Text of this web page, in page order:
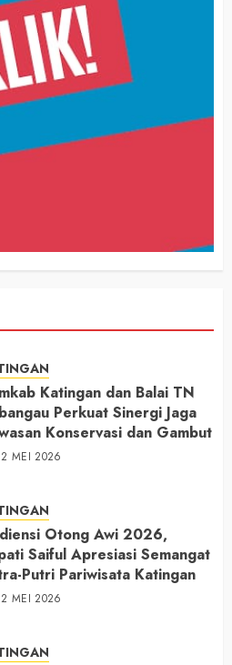
Katingan dan Balai TN
Perkuat Sinergi Jaga
Konservasi dan Gambut
MEI 2026
Otong Awi 2026,
Saiful Apresiasi Semangat
Putri Pariwisata Katingan
MEI 2026